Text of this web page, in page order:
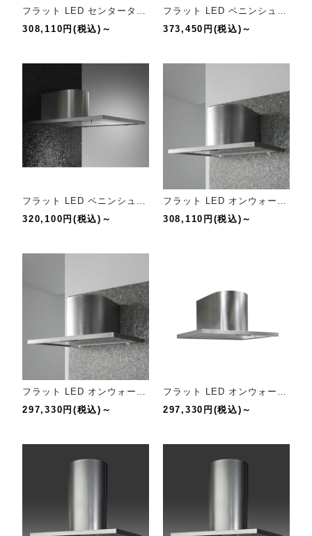
308,110円(税込)～
373,450円(税込)～
フラット LED ペニンシュラタイプR【幅90cm】
320,100円(税込)～
フラット LED オンウォールタイプ【幅120cm】
308,110円(税込)～
297,330円(税込)～
297,330円(税込)～